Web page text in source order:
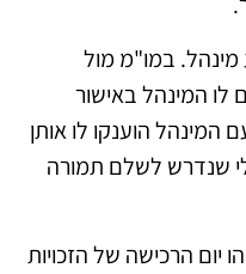
מינהל. במו"מ מול
לו המינהל באישור
הוענקו לו אותן
שנדרש לשלם תמורה
יום הרכישה של הזכויות